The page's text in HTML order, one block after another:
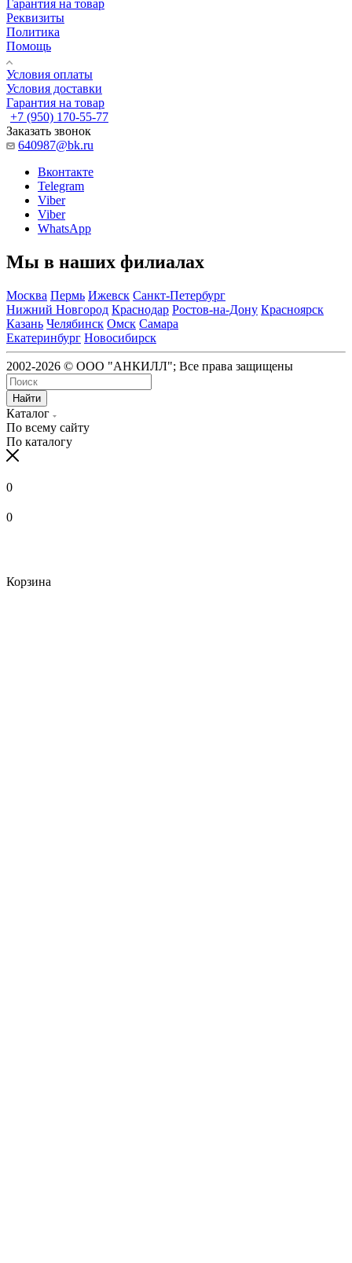
Гарантия на товар
Реквизиты
Политика
Помощь
Условия оплаты
Условия доставки
Гарантия на товар
+7 (950) 170-55-77
Заказать звонок
640987@bk.ru
Вконтакте
Telegram
Viber
Viber
WhatsApp
Мы в наших филиалах
Москва Пермь Ижевск Санкт-Петербург
Нижний Новгород Краснодар Ростов-на-Дону Красноярск
Казань Челябинск Омск Самара
Екатеринбург Новосибирск
2002-2026 © ООО "АНКИЛЛ"; Все права защищены
Найти
Каталог
По всему сайту
По каталогу
0
0
Корзина